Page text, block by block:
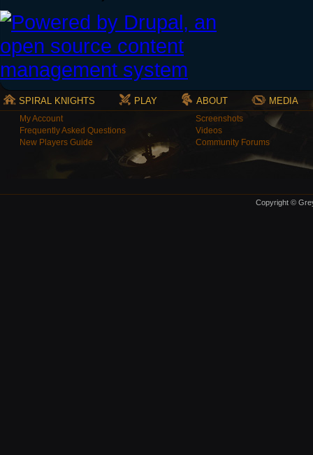
SPIRAL KNIGHTS PLAY ABOUT MEDIA
My Account
Frequently Asked Questions
New Players Guide
Screenshots
Videos
Community Forums
Copyright ©